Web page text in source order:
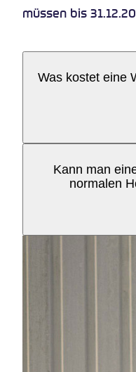
müssen bis
Was kostet eine
Rufen Sie uns an,
vor Ort und
Kann man
normalen